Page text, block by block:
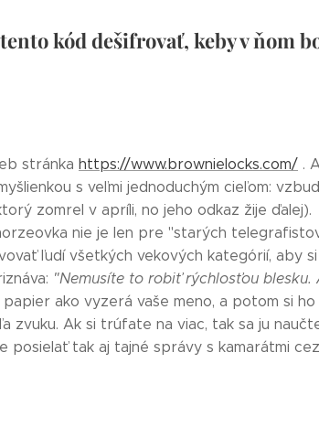
kód dešifrovať, keby v ňom
stránka https://www.brownielocks.com/ .
s veľmi jednoduchým cieľom:
zomrel v apríli, no jeho odkaz žije ďalej).
nie je len pre "starých
ľudí všetkých vekových kategórií, aby
"Nemusíte to robiť rýchlosťou
ako vyzerá vaše meno, a potom si
zvuku. Ak si trúfate na viac, tak sa ju
posielať tak aj tajné správy s kamarátmi